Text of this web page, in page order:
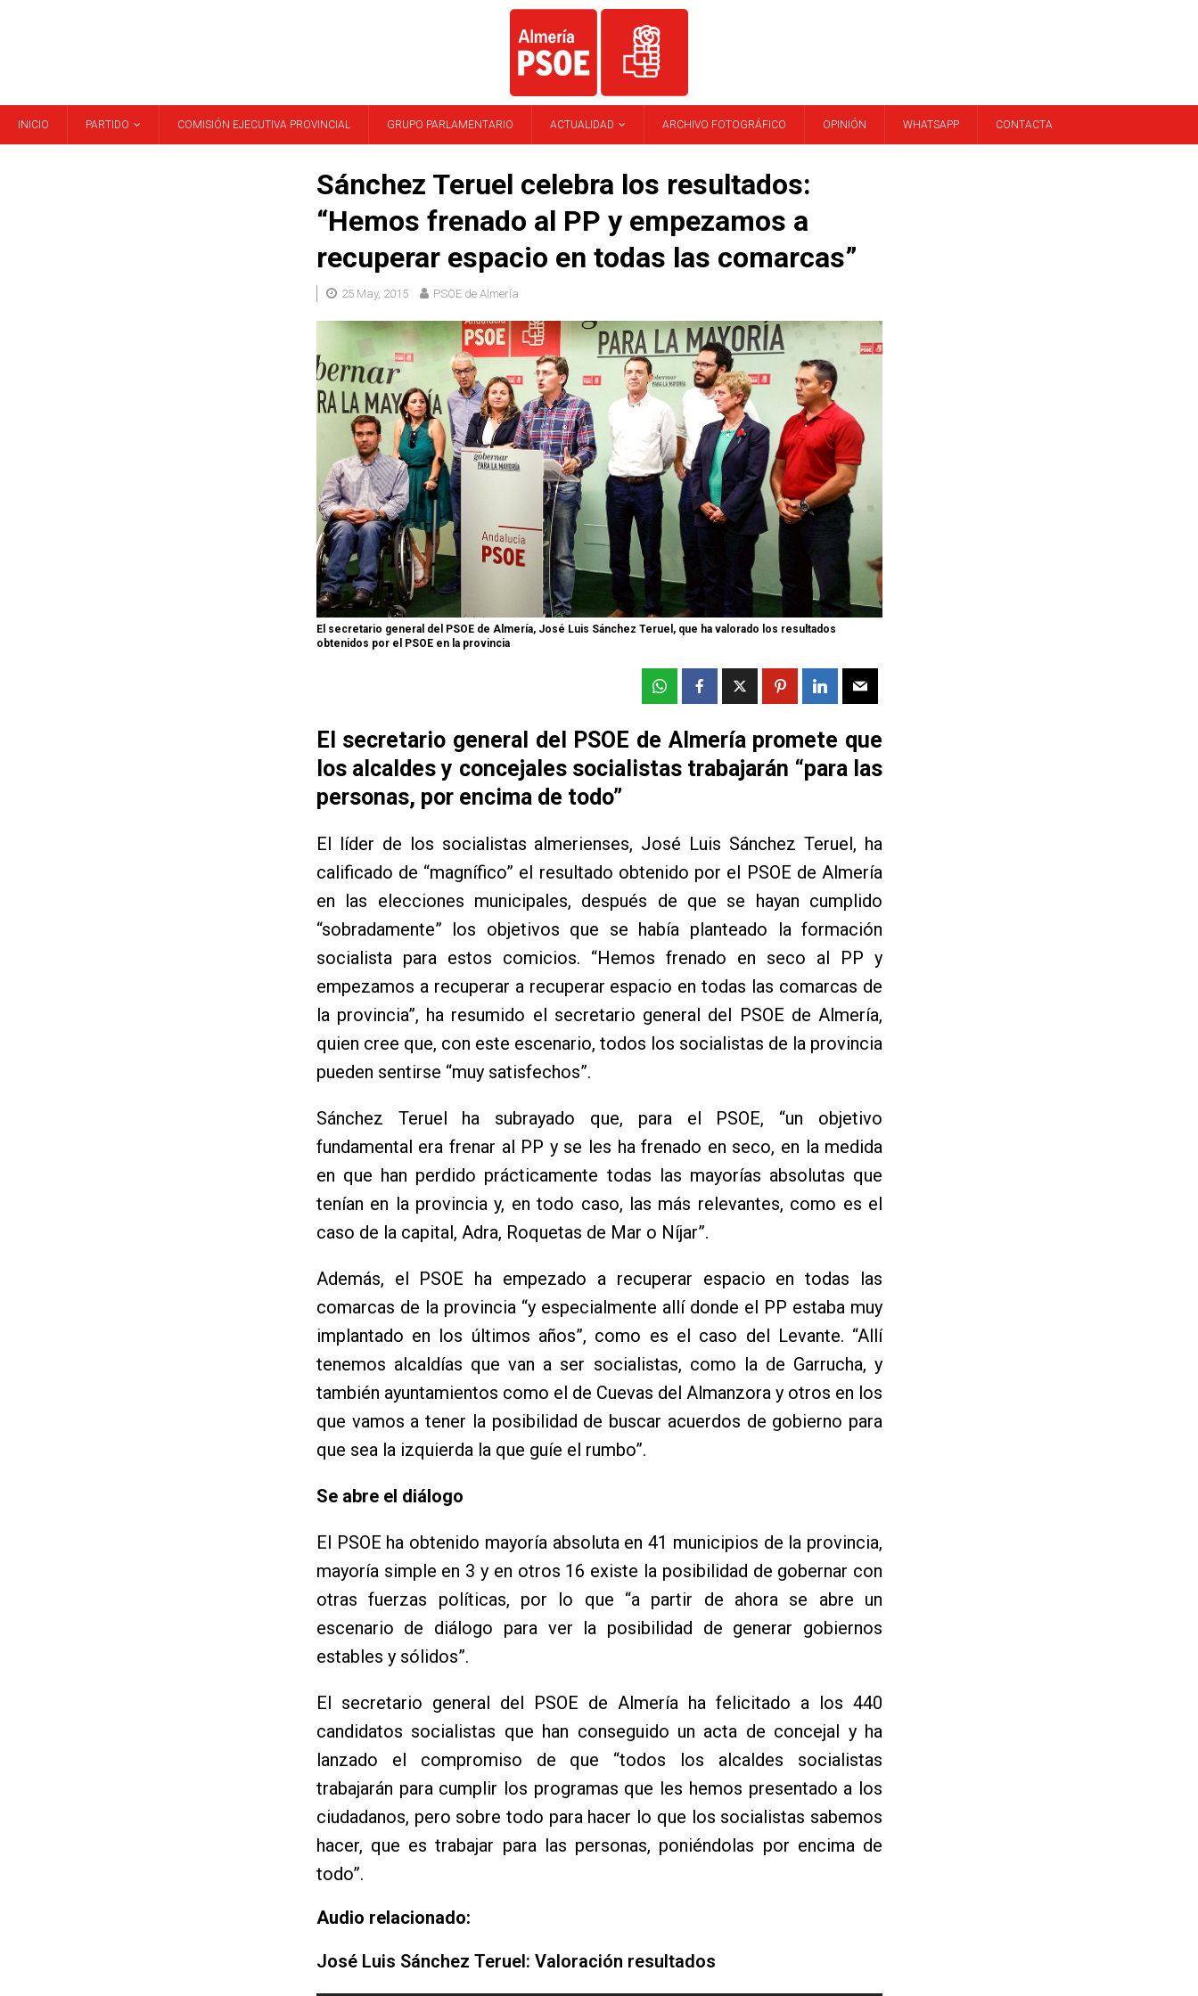
INICIO PARTIDO COMISIÓN EJECUTIVA PROVINCIAL GRUPO PARLAMENTARIO ACTUALIDAD ARCHIVO FOTOGRÁFICO OPINIÓN WHATSAPP CONTACTA
Sánchez Teruel celebra los resultados:
“Hemos frenado al PP y empezamos a
recuperar espacio en todas las comarcas”
25 May, 2015 PSOE de Almería
El secretario general del PSOE de Almería, José Luis Sánchez Teruel, que ha valorado los resultados
obtenidos por el PSOE en la provincia
El secretario general del PSOE de Almería promete que
los alcaldes y concejales socialistas trabajarán “para las
personas, por encima de todo”
El líder de los socialistas almerienses, José Luis Sánchez Teruel, ha
calificado de “magnífico” el resultado obtenido por el PSOE de Almería
en las elecciones municipales, después de que se hayan cumplido
“sobradamente” los objetivos que se había planteado la formación
socialista para estos comicios. “Hemos frenado en seco al PP y
empezamos a recuperar a recuperar espacio en todas las comarcas de
la provincia”, ha resumido el secretario general del PSOE de Almería,
quien cree que, con este escenario, todos los socialistas de la provincia
pueden sentirse “muy satisfechos”.
Sánchez Teruel ha subrayado que, para el PSOE, “un objetivo
fundamental era frenar al PP y se les ha frenado en seco, en la medida
en que han perdido prácticamente todas las mayorías absolutas que
tenían en la provincia y, en todo caso, las más relevantes, como es el
caso de la capital, Adra, Roquetas de Mar o Níjar”.
Además, el PSOE ha empezado a recuperar espacio en todas las
comarcas de la provincia “y especialmente allí donde el PP estaba muy
implantado en los últimos años”, como es el caso del Levante. “Allí
tenemos alcaldías que van a ser socialistas, como la de Garrucha, y
también ayuntamientos como el de Cuevas del Almanzora y otros en los
que vamos a tener la posibilidad de buscar acuerdos de gobierno para
que sea la izquierda la que guíe el rumbo”.
Se abre el diálogo
El PSOE ha obtenido mayoría absoluta en 41 municipios de la provincia,
mayoría simple en 3 y en otros 16 existe la posibilidad de gobernar con
otras fuerzas políticas, por lo que “a partir de ahora se abre un
escenario de diálogo para ver la posibilidad de generar gobiernos
estables y sólidos”.
El secretario general del PSOE de Almería ha felicitado a los 440
candidatos socialistas que han conseguido un acta de concejal y ha
lanzado el compromiso de que “todos los alcaldes socialistas
trabajarán para cumplir los programas que les hemos presentado a los
ciudadanos, pero sobre todo para hacer lo que los socialistas sabemos
hacer, que es trabajar para las personas, poniéndolas por encima de
todo”.
Audio relacionado:
José Luis Sánchez Teruel: Valoración resultados